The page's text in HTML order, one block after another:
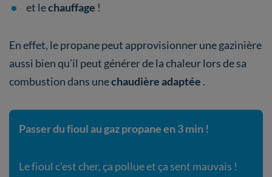
et lechauffage !
En effet, le propane peut approvisionner une gazinière
aussi bien qu’il peut générer de la chaleur lors de sa
combustion dans unechaudière adaptée .
Passer du fioul au gaz propane en 3 min !
Le fioul c'est cher, ça pollue et ça sent mauvais !